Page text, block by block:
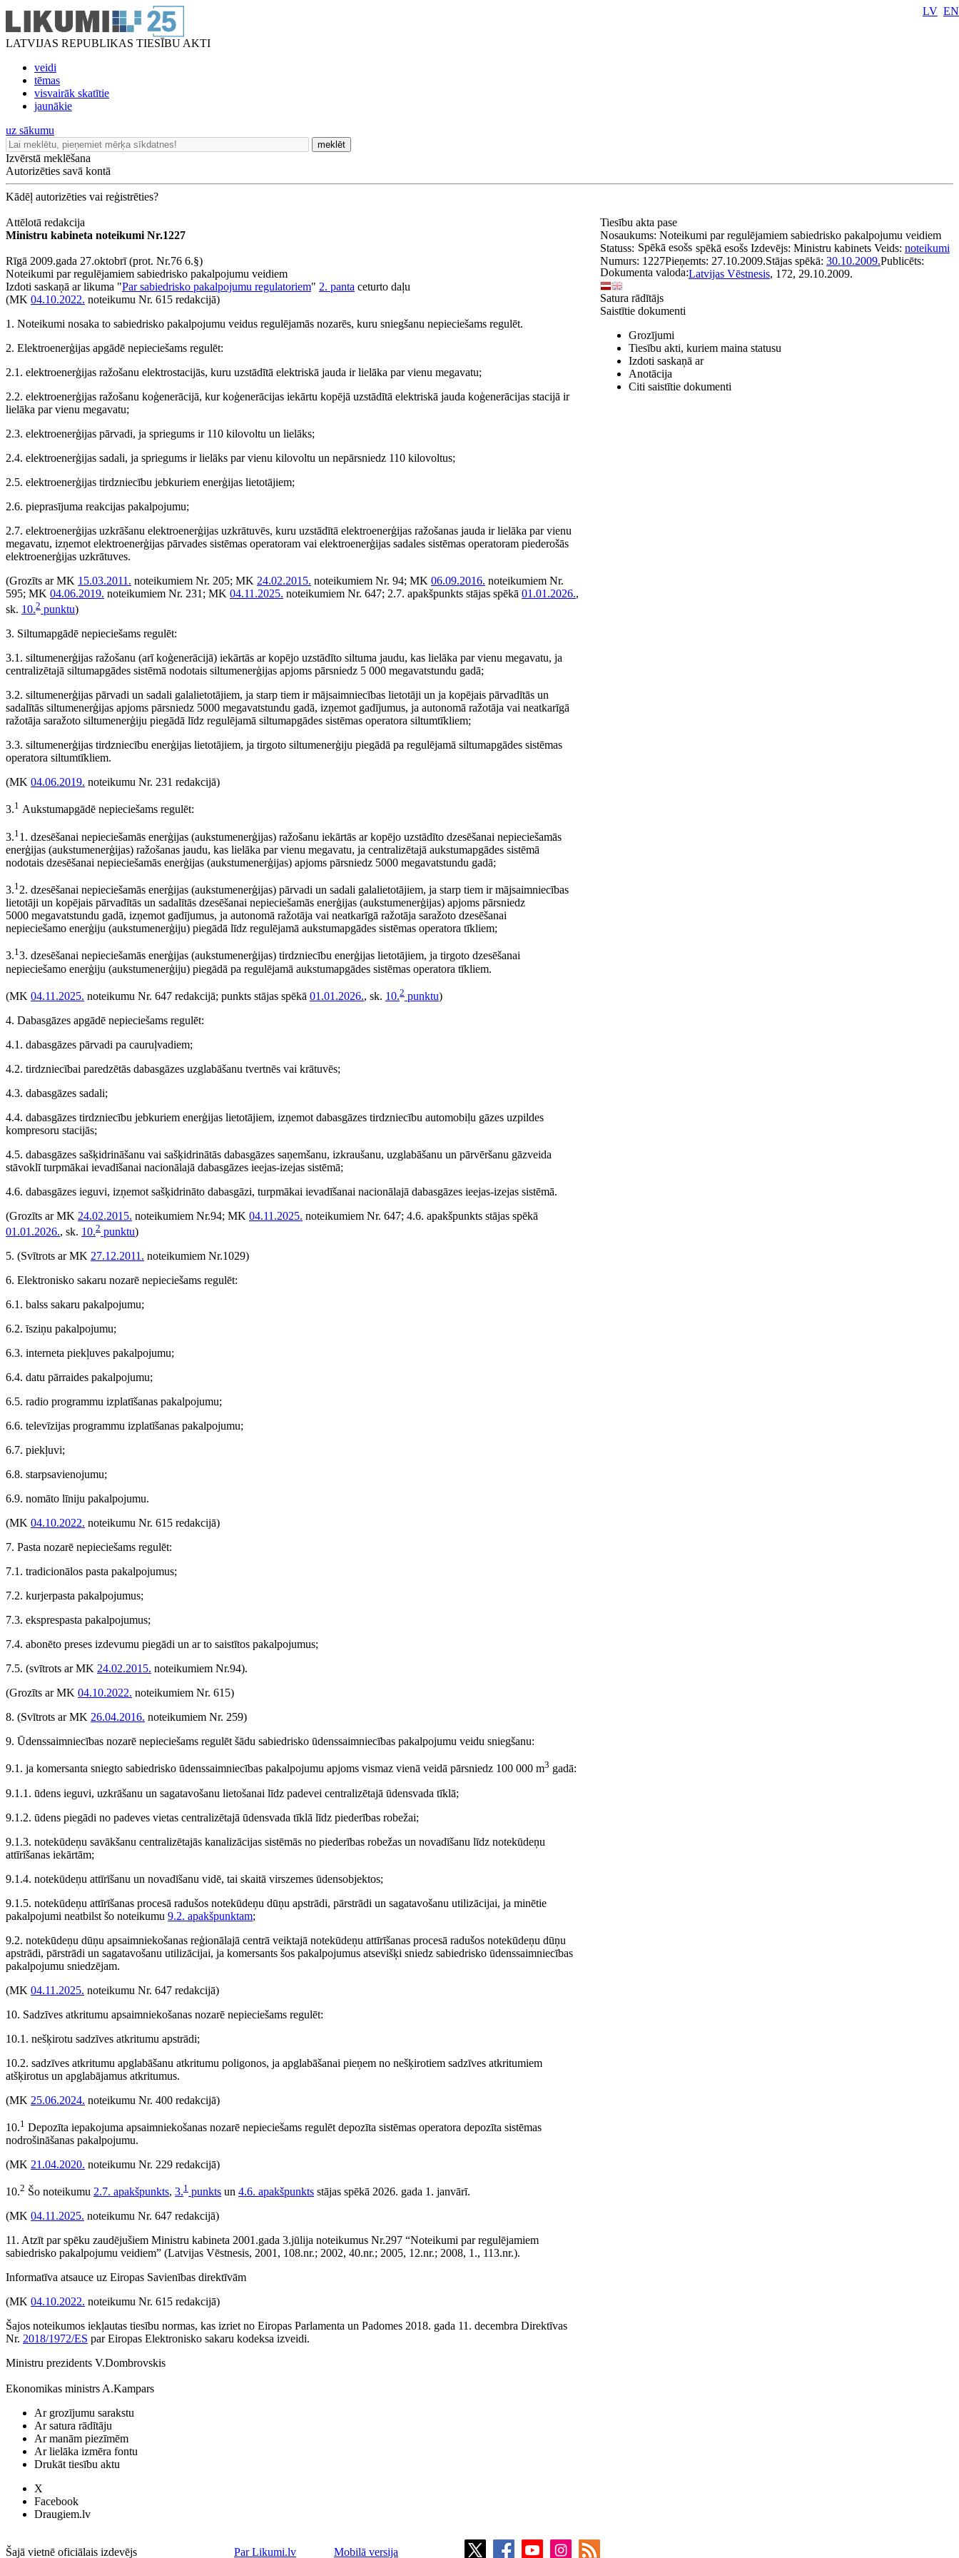
LATVIJAS REPUBLIKAS TIESĪBU AKTI
veidi
tēmas
visvairāk skatītie
jaunākie
LV EN
uz sākumu
meklēt
Izvērstā meklēšana
Autorizēties savā kontā
Kādēļ autorizēties vai reģistrēties?
Attēlotā redakcija
Ministru kabineta noteikumi Nr.1227
Rīgā 2009.gada 27.oktobrī (prot. Nr.76 6.§)
Noteikumi par regulējamiem sabiedrisko pakalpojumu veidiem
Izdoti saskaņā ar likuma "Par sabiedrisko pakalpojumu regulatoriem" 2. panta ceturto daļu
(MK 04.10.2022. noteikumu Nr. 615 redakcijā)
1. Noteikumi nosaka to sabiedrisko pakalpojumu veidus regulējamās nozarēs, kuru sniegšanu nepieciešams regulēt.
2. Elektroenerģijas apgādē nepieciešams regulēt:
2.1. elektroenerģijas ražošanu elektro­stacijās, kuru uzstādītā elektriskā jau­da ir lielāka par vienu megavatu;
2.2. elektroenerģijas ražošanu koģenerācijā, kur koģenerācijas iekārtu kopējā uzstādītā elektriskā jauda koģenerācijas stacijā ir
lielāka par vienu megavatu;
2.3. elektroenerģijas pārvadi, ja spriegums ir 110 kilovoltu un lielāks;
2.4. elektroenerģijas sadali, ja spriegums ir lielāks par vienu kilovoltu un nepārsniedz 110 kilovoltus;
2.5. elektroenerģijas tirdzniecību jebkuriem enerģijas lietotājiem;
2.6. pieprasījuma reakcijas pakalpojumu;
2.7. elektroenerģijas uzkrāšanu elektroenerģijas uzkrātuvēs, kuru uzstādītā elektroenerģijas ražošanas jauda ir lielāka par vienu
megavatu, izņemot elektroenerģijas pārvades sistēmas operatoram vai elektroenerģijas sadales sistēmas operatoram piederošās
elektroenerģijas uzkrātuves.
(Grozīts ar MK 15.03.2011. noteikumiem Nr. 205; MK 24.02.2015. noteikumiem Nr. 94; MK 06.09.2016. noteikumiem Nr.
595; MK 04.06.2019. noteikumiem Nr. 231; MK 04.11.2025. noteikumiem Nr. 647; 2.7. apakšpunkts stājas spēkā 01.01.2026.,
sk. 10.2 punktu)
3. Siltumapgādē nepieciešams regulēt:
3.1. siltumenerģijas ražošanu (arī koģenerācijā) iekārtās ar kopējo uzstādīto siltuma jaudu, kas lielāka par vienu megavatu, ja
centralizētajā siltumapgādes sistēmā nodotais siltumenerģijas apjoms pārsniedz 5 000 megavatstundu gadā;
3.2. siltumenerģijas pārvadi un sadali galalietotājiem, ja starp tiem ir mājsaimniecības lietotāji un ja kopējais pārvadītās un
sadalītās siltumenerģijas apjoms pārsniedz 5000 megavatstundu gadā, izņemot gadījumus, ja autonomā ražotāja vai neatkarīgā
ražotāja saražoto siltumenerģiju piegādā līdz regulējamā siltumapgādes sistēmas operatora siltumtīkliem;
3.3. siltumenerģijas tirdzniecību enerģijas lietotājiem, ja tirgoto siltumenerģiju piegādā pa regulējamā siltumapgādes sistēmas
operatora siltumtīkliem.
(MK 04.06.2019. noteikumu Nr. 231 redakcijā)
3.1 Aukstumapgādē nepieciešams regulēt:
3.1 1. dzesēšanai nepieciešamās enerģijas (aukstumenerģijas) ražošanu iekārtās ar kopējo uzstādīto dzesēšanai nepieciešamās
enerģijas (aukstumenerģijas) ražošanas jaudu, kas lielāka par vienu megavatu, ja centralizētajā aukstumapgādes sistēmā
nodotais dzesēšanai nepieciešamās enerģijas (aukstumenerģijas) apjoms pārsniedz 5000 megavatstundu gadā;
3.1 2. dzesēšanai nepieciešamās enerģijas (aukstumenerģijas) pārvadi un sadali galalietotājiem, ja starp tiem ir mājsaimniecības
lietotāji un kopējais pārvadītās un sadalītās dzesēšanai nepieciešamās enerģijas (aukstumenerģijas) apjoms pārsniedz
5000 megavatstundu gadā, izņemot gadījumus, ja autonomā ražotāja vai neatkarīgā ražotāja saražoto dzesēšanai
nepieciešamo enerģiju (aukstumenerģiju) piegādā līdz regulējamā aukstumapgādes sistēmas operatora tīkliem;
3.13. dzesēšanai nepieciešamās enerģijas (aukstumenerģijas) tirdzniecību enerģijas lietotājiem, ja tirgoto dzesēšanai
nepieciešamo enerģiju (aukstumenerģiju) piegādā pa regulējamā aukstumapgādes sistēmas operatora tīkliem.
(MK 04.11.2025. noteikumu Nr. 647 redakcijā; punkts stājas spēkā 01.01.2026., sk. 10.2 punktu)
4. Dabasgāzes apgādē nepieciešams regulēt:
4.1. dabasgāzes pārvadi pa cauruļvadiem;
4.2. tirdzniecībai paredzētās dabasgāzes uzglabāšanu tvertnēs vai krātu­vēs;
4.3. dabasgāzes sadali;
4.4. dabasgāzes tirdzniecību jebkuriem enerģijas lietotājiem, izņemot da­bas­gāzes tirdzniecību automobiļu gāzes uzpildes
kompresoru stacijās;
4.5. dabasgāzes sašķidrināšanu vai sašķidrinātās dabasgāzes saņemšanu, izkraušanu, uzglabāšanu un pārvēršanu gāzveida
stāvoklī turpmākai ievadīšanai nacionālajā dabasgāzes ieejas-izejas sistēmā;
4.6. dabasgāzes ieguvi, izņemot sašķidrināto dabasgāzi, turpmākai ievadīšanai nacionālajā dabasgāzes ieejas-izejas sistēmā.
(Grozīts ar MK 24.02.2015. noteikumiem Nr.94; MK 04.11.2025. noteikumiem Nr. 647; 4.6. apakšpunkts stājas spēkā
01.01.2026., sk. 10.2 punktu)
5. (Svītrots ar MK 27.12.2011. noteikumiem Nr.1029)
6. Elektronisko sakaru nozarē nepieciešams regulēt:
6.1. balss sakaru pakalpojumu;
6.2. īsziņu pakalpojumu;
6.3. interneta piekļuves pakalpojumu;
6.4. datu pārraides pakalpojumu;
6.5. radio programmu izplatīšanas pakalpojumu;
6.6. televīzijas programmu izplatīšanas pakalpojumu;
6.7. piekļuvi;
6.8. starpsavienojumu;
6.9. nomāto līniju pakalpojumu.
(MK 04.10.2022. noteikumu Nr. 615 redakcijā)
7. Pasta nozarē nepieciešams regulēt:
7.1. tradicionālos pasta pakalpojumus;
7.2. kurjerpasta pakalpojumus;
7.3. eksprespasta pakalpojumus;
7.4. abonēto preses izdevumu piegādi un ar to saistītos pakalpojumus;
7.5. (svītrots ar MK 24.02.2015. noteikumiem Nr.94).
(Grozīts ar MK 04.10.2022. noteikumiem Nr. 615)
8. (Svītrots ar MK 26.04.2016. noteikumiem Nr. 259)
9. Ūdenssaimniecības nozarē nepieciešams regulēt šādu sabiedrisko ūdenssaimniecības pakalpojumu veidu sniegšanu:
9.1. ja komersanta sniegto sabiedrisko ūdenssaimniecības pakalpojumu apjoms vismaz vienā veidā pārsniedz 100 000 m3 gadā:
9.1.1. ūdens ieguvi, uzkrāšanu un sagatavošanu lietošanai līdz padevei centralizētajā ūdensvada tīklā;
9.1.2. ūdens piegādi no padeves vietas centralizētajā ūdensvada tīklā līdz piederības robežai;
9.1.3. notekūdeņu savākšanu centralizētajās kanalizācijas sistēmās no piederības robežas un novadīšanu līdz notekūdeņu
attīrīšanas iekārtām;
9.1.4. notekūdeņu attīrīšanu un novadīšanu vidē, tai skaitā virszemes ūdensobjektos;
9.1.5. notekūdeņu attīrīšanas procesā radušos notekūdeņu dūņu apstrādi, pārstrādi un sagatavošanu utilizācijai, ja minētie
pakalpojumi neatbilst šo noteikumu 9.2. apakšpunktam;
9.2. notekūdeņu dūņu apsaimniekošanas reģionālajā centrā veiktajā notekūdeņu attīrīšanas procesā radušos notekūdeņu dūņu
apstrādi, pārstrādi un sagatavošanu utilizācijai, ja komersants šos pakalpojumus atsevišķi sniedz sabiedrisko ūdenssaimniecības
pakalpojumu sniedzējam.
(MK 04.11.2025. noteikumu Nr. 647 redakcijā)
10. Sadzīves atkritumu apsaimniekošanas nozarē nepieciešams regulēt:
10.1. nešķirotu sadzīves atkritumu apstrādi;
10.2. sadzīves atkritumu apglabāšanu atkritumu poligonos, ja apglabāšanai pieņem no nešķirotiem sadzīves atkritumiem
atšķirotus un apglabājamus atkritumus.
(MK 25.06.2024. noteikumu Nr. 400 redakcijā)
10.1 Depozīta iepakojuma apsaimniekošanas nozarē nepieciešams regulēt depozīta sistēmas operatora depozīta sistēmas
nodrošināšanas pakalpojumu.
(MK 21.04.2020. noteikumu Nr. 229 redakcijā)
10.2 Šo noteikumu 2.7. apakšpunkts, 3.1 punkts un 4.6. apakšpunkts stājas spēkā 2026. gada 1. janvārī.
(MK 04.11.2025. noteikumu Nr. 647 redakcijā)
11. Atzīt par spēku zaudējušiem Ministru kabineta 2001.gada 3.jūlija noteikumus Nr.297 “Noteikumi par regulējamiem
sabiedrisko pakalpojumu veidiem” (Latvijas Vēstnesis, 2001, 108.nr.; 2002, 40.nr.; 2005, 12.nr.; 2008, 1., 113.nr.).
Informatīva atsauce uz Eiropas Savienības direktīvām
(MK 04.10.2022. noteikumu Nr. 615 redakcijā)
Šajos noteikumos iekļautas tiesību normas, kas izriet no Eiropas Parlamenta un Padomes 2018. gada 11. decembra Direktīvas
Nr. 2018/1972/ES par Eiropas Elektronisko sakaru kodeksa izveidi.
Ministru prezidents V.Dombrovskis
Ekonomikas ministrs A.Kampars
Tiesību akta pase
Nosaukums: Noteikumi par regulējamiem sabiedrisko pakalpojumu veidiem
Statuss: Spēkā esošs spēkā esošs Izdevējs: Ministru kabinets Veids: noteikumi
Numurs: 1227Pieņemts: 27.10.2009.Stājas spēkā: 30.10.2009.Publicēts:
Latvijas Vēstnesis, 172, 29.10.2009.
Dokumenta valoda:
Satura rādītājs
Saistītie dokumenti
Grozījumi
Tiesību akti, kuriem maina statusu
Izdoti saskaņā ar
Anotācija
Citi saistītie dokumenti
Ar grozījumu sarakstu
Ar satura rādītāju
Ar manām piezīmēm
Ar lielāka izmēra fontu
Drukāt tiesību aktu
X
Facebook
Draugiem.lv
Šajā vietnē oficiālais izdevējs Par Likumi.lv Mobilā versija